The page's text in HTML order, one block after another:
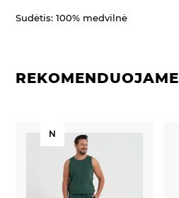
Sudėtis: 100% medvilnė
REKOMENDUOJAME
N